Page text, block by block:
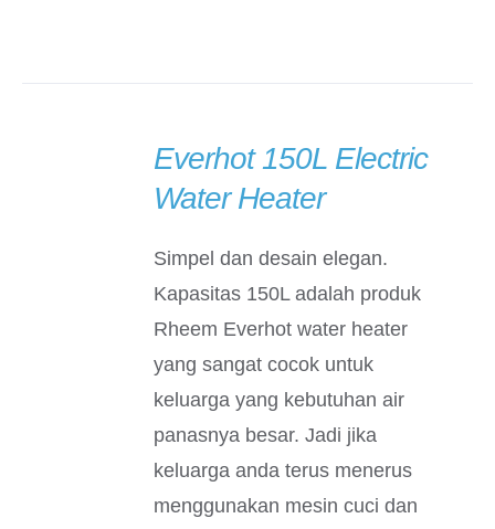
Everhot 150L Electric
Water Heater
Simpel dan desain elegan.
Kapasitas 150L adalah produk
Rheem Everhot water heater
yang sangat cocok untuk
keluarga yang kebutuhan air
panasnya besar. Jadi jika
keluarga anda terus menerus
menggunakan mesin cuci dan